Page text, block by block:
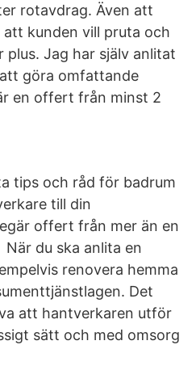
rotavdrag. Även att
kunden vill pruta och
plus. Jag har själv anlitat
göra omfattande
en offert från minst 2
tips och råd för badrum
till din
offert från mer än en
du ska anlita en
renovera hemma
Det
att hantverkaren utför
sätt och med omsorg